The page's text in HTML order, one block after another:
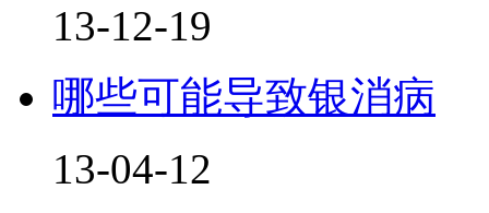
13-12-19
哪些可能导致银消病
13-04-12